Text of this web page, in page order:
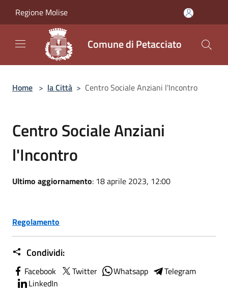
Regione Molise
Comune di Petacciato
Home > la Città > Centro Sociale Anziani l'Incontro
Centro Sociale Anziani
l'Incontro
Ultimo aggiornamento: 18 aprile 2023, 12:00
Regolamento
Condividi:
Facebook Twitter Whatsapp
Telegram
LinkedIn